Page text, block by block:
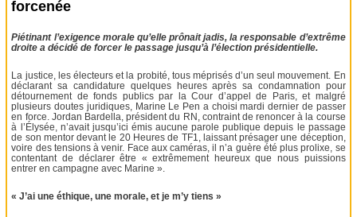
forcenée
Piétinant l’exigence morale qu’elle prônait jadis, la responsable d’extrême
droite a décidé de forcer le passage jusqu’à l’élection présidentielle.
La justice, les électeurs et la probité, tous méprisés d’un seul mouvement. En
déclarant sa candidature quelques heures après sa condamnation pour
détournement de fonds publics par la Cour d’appel de Paris, et malgré
plusieurs doutes juridiques, Marine Le Pen a choisi mardi dernier de passer
en force. Jordan Bardella, président du RN, contraint de renoncer à la course
à l’Élysée, n’avait jusqu’ici émis aucune parole publique depuis le passage
de son mentor devant le 20 Heures de TF1, laissant présager une déception,
voire des tensions à venir. Face aux caméras, il n’a guère été plus prolixe, se
contentant de déclarer être « extrêmement heureux que nous puissions
entrer en campagne avec Marine ».
« J’ai une éthique, une morale, et je m’y tiens »